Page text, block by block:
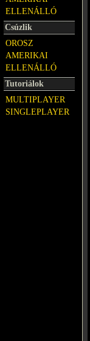
ELLENÁLLÓ
Csúzlik
OROSZ
AMERIKAI
ELLENÁLLÓ
Tutoriálok
MULTIPLAYER
SINGLEPLAYER